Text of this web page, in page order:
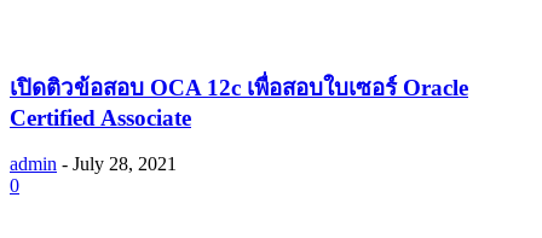
เปิดติวข้อสอบ OCA 12c เพื่อสอบใบเซอร์ Oracle
Certified Associate
admin - July 28, 2021
0